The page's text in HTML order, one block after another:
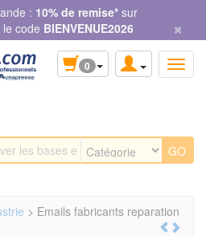
: 10% de remise* sur
code BIENVENUE2026 ×
0
> Emails fabricants reparation